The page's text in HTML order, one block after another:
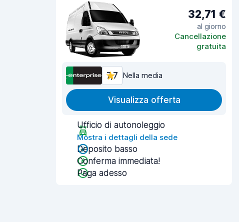
32,71 €
al giorno
Cancellazione
gratuita
7,7 Nella media
Visualizza offerta
Ufficio di autonoleggio
Mostra i dettagli della sede
Deposito basso
Conferma immediata!
Paga adesso